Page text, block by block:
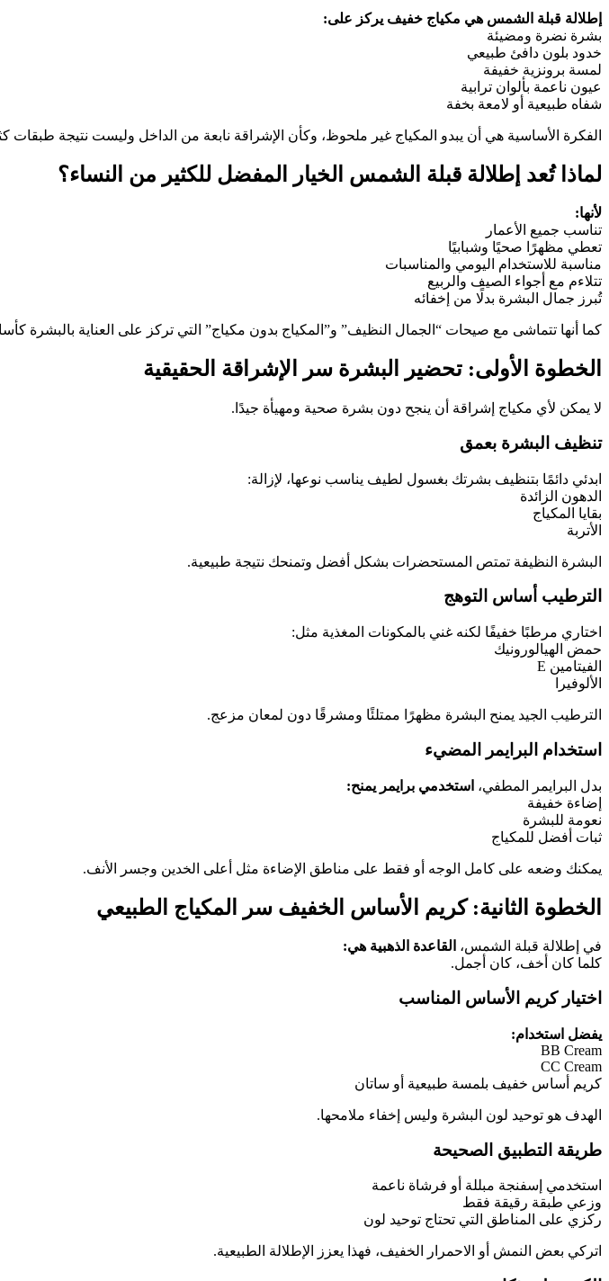
إطلالة قبلة الشمس هي مكياج خفيف يركز على:
بشرة نضرة ومضيئة
خدود بلون دافئ طبيعي
لمسة برونزية خفيفة
عيون ناعمة بألوان ترابية
شفاه طبيعية أو لامعة بخفة
الفكرة الأساسية هي أن يبدو المكياج غير ملحوظ، وكأن الإشراقة نابعة من الداخل وليست نتيجة
لماذا تُعد إطلالة قبلة الشمس الخيار المفضل للكثير من النساء؟
لأنها:
تناسب جميع الأعمار
تعطي مظهرًا صحيًا وشبابيًا
مناسبة للاستخدام اليومي والمناسبات
تتلاءم مع أجواء الصيف والربيع
تُبرز جمال البشرة بدلًا من إخفائه
كما أنها تتماشى مع صيحات “الجمال النظيف” و”المكياج بدون مكياج” التي تركز على العناية بالبشرة
الخطوة الأولى: تحضير البشرة سر الإشراقة الحقيقية
لا يمكن لأي مكياج إشراقة أن ينجح دون بشرة صحية ومهيأة جيدًا.
تنظيف البشرة بعمق
ابدئي دائمًا بتنظيف بشرتك بغسول لطيف يناسب نوعها، لإزالة:
الدهون الزائدة
بقايا المكياج
الأتربة
البشرة النظيفة تمتص المستحضرات بشكل أفضل وتمنحك نتيجة طبيعية.
الترطيب أساس التوهج
اختاري مرطبًا خفيفًا لكنه غني بالمكونات المغذية مثل:
حمض الهيالورونيك
الفيتامين E
الألوفيرا
الترطيب الجيد يمنح البشرة مظهرًا ممتلئًا ومشرقًا دون لمعان مزعج.
استخدام البرايمر المضيء
بدل البرايمر المطفي، استخدمي برايمر يمنح:
إضاءة خفيفة
نعومة للبشرة
ثبات أفضل للمكياج
يمكنك وضعه على كامل الوجه أو فقط على مناطق الإضاءة مثل أعلى الخدين وجسر الأنف.
الخطوة الثانية: كريم الأساس الخفيف سر المكياج الطبيعي
في إطلالة قبلة الشمس، القاعدة الذهبية هي:
كلما كان أخف، كان أجمل.
اختيار كريم الأساس المناسب
يفضل استخدام:
BB Cream
CC Cream
كريم أساس خفيف بلمسة طبيعية أو ساتان
الهدف هو توحيد لون البشرة وليس إخفاء ملامحها.
طريقة التطبيق الصحيحة
استخدمي إسفنجة مبللة أو فرشاة ناعمة
وزعي طبقة رقيقة فقط
ركزي على المناطق التي تحتاج توحيد لون
اتركي بعض النمش أو الاحمرار الخفيف، فهذا يعزز الإطلالة الطبيعية.